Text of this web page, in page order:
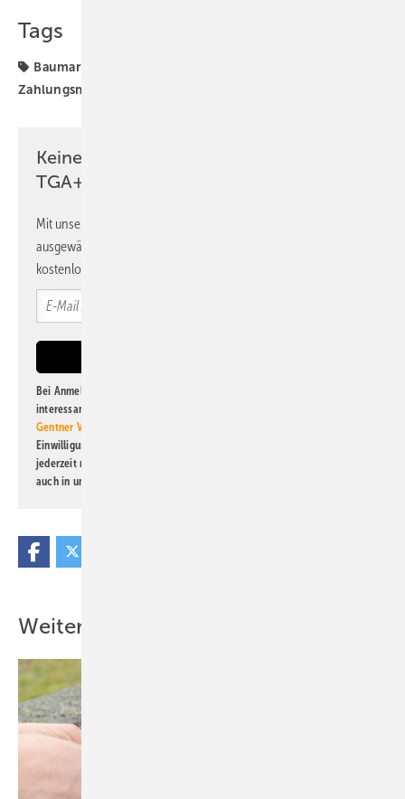
Tags
Baumarkt
Zahlungsmoral
Keine Zeit? Kein Problem mit dem
TGA+E Newsletter!
Mit unserem Newsletter erhalten Sie regelmäßig von uns
ausgewählte Informationen und Neuigkeiten, gebündelt und
kostenlos direkt ins Postfach.
Bei Anmeldung zu diesem Newsletter bin ich damit einverstanden, über
interessante Verlags- und Online-Angebote
Gentner Verlag GmbH & Co. KG
Einwilligung kann ich jederzeit widerrufen und eine Abmeldung ist
jederzeit möglich. Informationen zum Umgang mit Daten finden Sie
auch in unserer
Weitere Inhalte